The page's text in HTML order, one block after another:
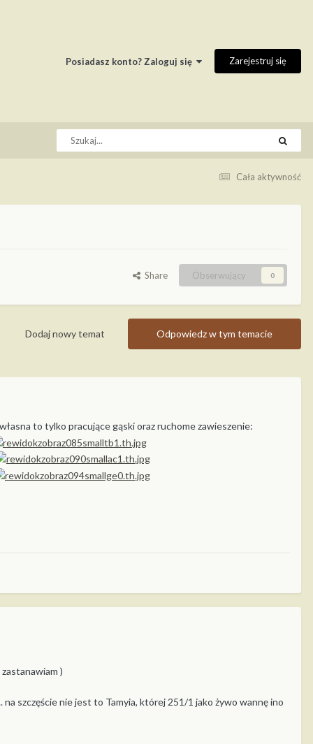
Posiadasz konto? Zaloguj się Zarejestruj się
Cała aktywność
Share Obserwujący 0
Odpowiedz w tym temacie
Dodaj nowy temat
to tylko pracujące gąski oraz ruchome zawieszenie:
)
szczęście nie jest to Tamyia, której 251/1 jako żywo wannę ino